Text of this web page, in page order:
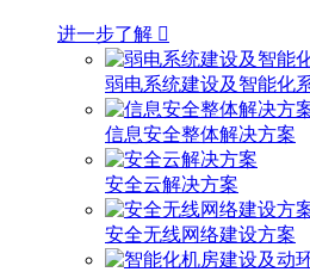
进一步了解 
弱电系统建设及智能化
信息安全整体解决方案
安全云解决方案
安全无线网络建设方案